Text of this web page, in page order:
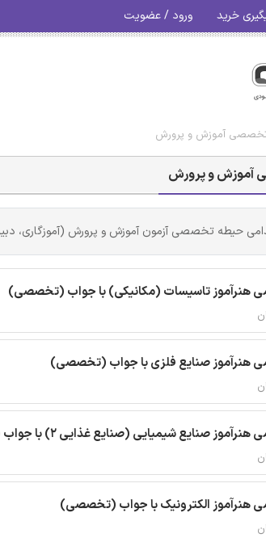
خرید ورود / عضویت
تخصصی آموزش و پرورش
آموزش و پرورش
حیطه تخصصی آزمون آموزش و پرورش (آموزگاری،
هنرآموز تاسیسات (مکانیکی) با جواب (تخصصی)
هنرآموز صنایع فلزی با جواب (تخصصی)
صنایع شیمیایی (صنایع غذایی 2) با جواب (تخصصی)
هنرآموز الکترونیک با جواب (تخصصی)